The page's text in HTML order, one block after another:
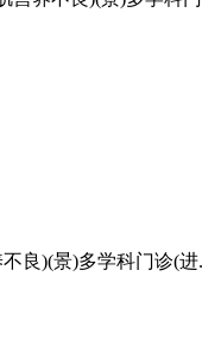
良)(景)多学科门诊(进